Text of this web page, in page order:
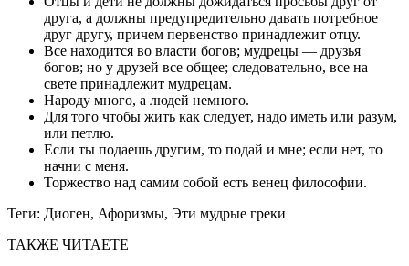
друга, а должны предупредительно давать потребное
друг другу, причем первенство принадлежит отцу.
Все находится во власти богов; мудрецы — друзья
богов; но у друзей все общее; следовательно, все на
свете принадлежит мудрецам.
Народу много, а людей немного.
Для того чтобы жить как следует, надо иметь или разум,
или петлю.
Если ты подаешь другим, то подай и мне; если нет, то
начни с меня.
Торжество над самим собой есть венец философии.
Теги: Диоген, Афоризмы, Эти мудрые греки
ТАКЖЕ ЧИТАЕТЕ